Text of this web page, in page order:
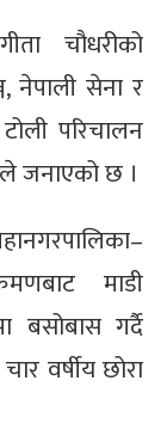
चौधरीको
नेपाली सेना र
टोली परिचालन
जनाएको छ ।
माडी
बसोबास गर्दै
वर्षीय छोरा